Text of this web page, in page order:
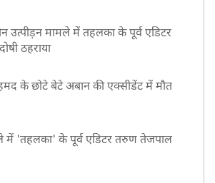
उत्पीड़न मामले में तहलका के पूर्व एडिटर
ठहराया
के छोटे बेटे अबान की एक्सीडेंट में मौत
में 'तहलका' के पूर्व एडिटर तरुण तेजपाल